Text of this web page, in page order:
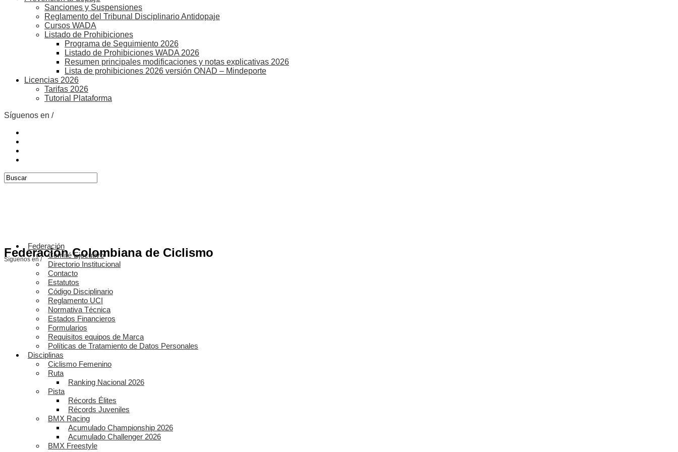
Sanciones y Suspensiones
Reglamento del Tribunal Disciplinario Antidopaje
Cursos WADA
Listado de Prohibiciones
Programa de Seguimiento 2026
Listado de Prohibiciones WADA 2026
Resumen principales modificaciones y notas explicativas 2026
Lista de prohibiciones 2026 versión ONAD – Mindeporte
Licencias 2026
Tarifas 2026
Tutorial Plataforma
Síguenos en /
Federación Colombiana de Ciclismo
Síguenos en /
Federación
Comité Ejecutivo
Directorio Institucional
Contacto
Estatutos
Código Disciplinario
Reglamento UCI
Normativa Técnica
Estados Financieros
Formularios
Requisitos equipos de Marca
Políticas de Tratamiento de Datos Personales
Disciplinas
Ciclismo Femenino
Ruta
Ranking Nacional 2026
Pista
Récords Élites
Récords Juveniles
BMX Racing
Acumulado Championship 2026
Acumulado Challenger 2026
BMX Freestyle